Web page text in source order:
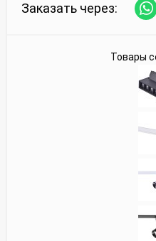
Заказать через:
Товары